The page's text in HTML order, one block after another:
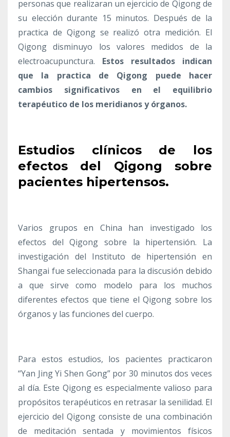
personas que realizaran un ejercicio de Qigong de
su elección durante 15 minutos. Después de la
practica de Qigong se realizó otra medición. El
Qigong disminuyo los valores medidos de la
electroacupunctura. Estos resultados indican
que la practica de Qigong puede hacer
cambios significativos en el equilibrio
terapéutico de los meridianos y órganos.
Estudios clínicos de los
efectos del Qigong sobre
pacientes hipertensos.
Varios grupos en China han investigado los
efectos del Qigong sobre la hipertensión. La
investigación del Instituto de hipertensión en
Shangai fue seleccionada para la discusión debido
a que sirve como modelo para los muchos
diferentes efectos que tiene el Qigong sobre los
órganos y las funciones del cuerpo.
Para estos estudios, los pacientes practicaron
“Yan Jing Yi Shen Gong” por 30 minutos dos veces
al día. Este Qigong es especialmente valioso para
propósitos terapéuticos en retrasar la senilidad. El
ejercicio del Qigong consiste de una combinación
de meditación sentada y movimientos físicos